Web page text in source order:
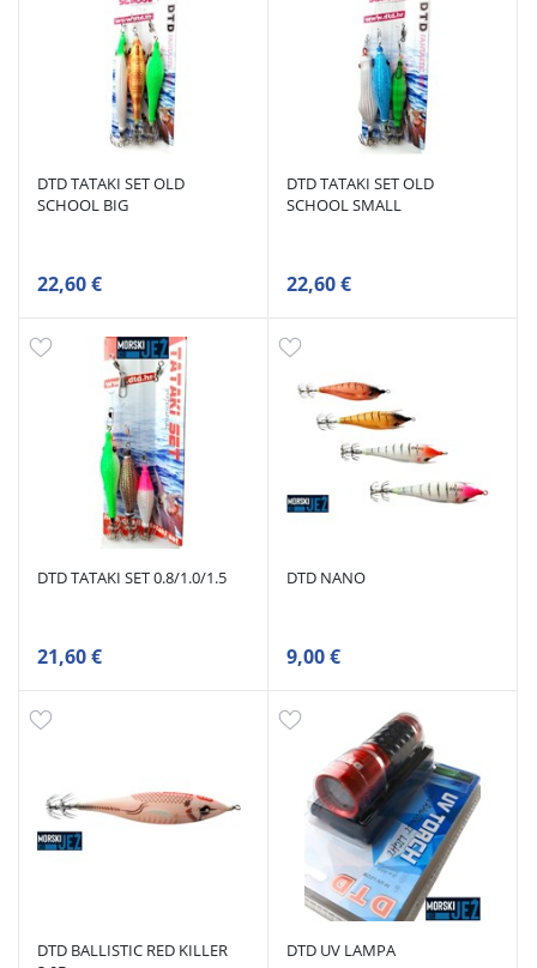
DTD TATAKI SET OLD
SCHOOL BIG
22,60 €
DTD TATAKI SET OLD
SCHOOL SMALL
22,60 €
DTD TATAKI SET 0.8/1.0/1.5
21,60 €
DTD NANO
9,00 €
DTD BALLISTIC RED KILLER
DTD UV LAMPA